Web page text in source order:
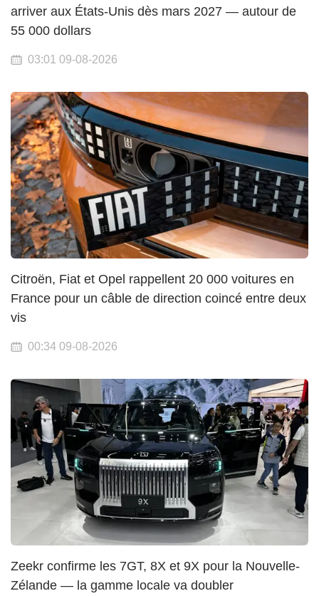
arriver aux États-Unis dès mars 2027 — autour de
55 000 dollars
03:01 09-08-2026
Citroën, Fiat et Opel rappellent 20 000 voitures en
France pour un câble de direction coincé entre deux
vis
00:34 09-08-2026
Zeekr confirme les 7GT, 8X et 9X pour la Nouvelle-
Zélande — la gamme locale va doubler